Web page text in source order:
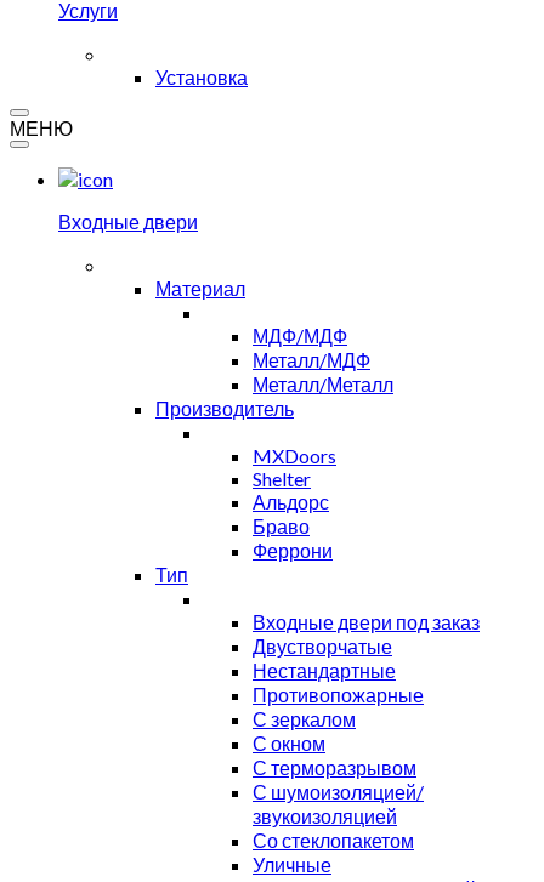
Услуги
Установка
МЕНЮ
Входные двери
Материал
МДФ/МДФ
Металл/МДФ
Металл/Металл
Производитель
MXDoors
Shelter
Альдорс
Браво
Феррони
Тип
Входные двери под заказ
Двустворчатые
Нестандартные
Противопожарные
С зеркалом
С окном
С терморазрывом
С шумоизоляцией/
звукоизоляцией
Со стеклопакетом
Уличные